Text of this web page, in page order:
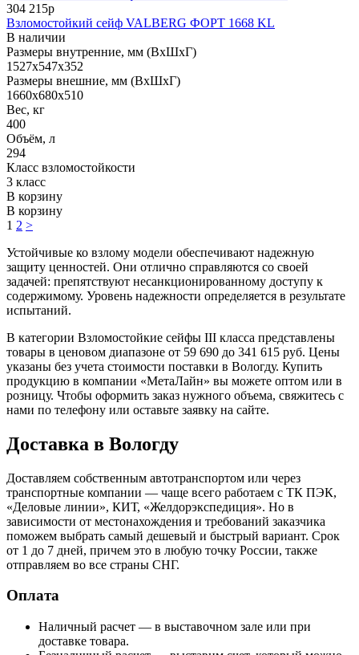
304 215р
Взломостойкий сейф VALBERG ФОРТ 1668 KL
В наличии
Размеры внутренние, мм (ВхШхГ)
1527x547x352
Размеры внешние, мм (ВхШхГ)
1660x680x510
Вес, кг
400
Объём, л
294
Класс взломостойкости
3 класс
В корзину
В корзину
1 2 >
Устойчивые ко взлому модели обеспечивают надежную
защиту ценностей. Они отлично справляются со своей
задачей: препятствуют несанкционированному доступу к
содержимому. Уровень надежности определяется в результате
испытаний.
В категории Взломостойкие сейфы III класса представлены
товары в ценовом диапазоне от 59 690 до 341 615 руб. Цены
указаны без учета стоимости поставки в Вологду. Купить
продукцию в компании «МетаЛайн» вы можете оптом или в
розницу. Чтобы оформить заказ нужного объема, свяжитесь с
нами по телефону или оставьте заявку на сайте.
Доставка в Вологду
Доставляем собственным автотранспортом или через
транспортные компании — чаще всего работаем с ТК ПЭК,
«Деловые линии», КИТ, «Желдорэкспедиция». Но в
зависимости от местонахождения и требований заказчика
поможем выбрать самый дешевый и быстрый вариант. Срок
от 1 до 7 дней, причем это в любую точку России, также
отправляем во все страны СНГ.
Оплата
Наличный расчет — в выставочном зале или при
доставке товара.